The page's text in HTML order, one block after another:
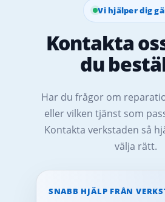
Vi hjälper dig
Kontakta
du
Har du frågor om
eller vilken tjänst som
Kontakta verkstaden så
välja rätt.
SNABB HJÄLP FRÅN